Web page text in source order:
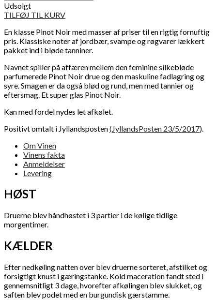
Udsolgt
TILFØJ TIL KURV
En klasse Pinot Noir med masser af priser til en rigtig fornuftig
pris. Klassiske noter af jordbær, svampe og røgvarer lækkert
pakket ind i bløde tanniner.
Navnet spiller på affæren mellem den feminine silkebløde
parfumerede Pinot Noir drue og den maskuline fadlagring og
syre. Smagen er da også blød og rund, men med tannier og
eftersmag. Et super glas Pinot Noir.
Kan med fordel nydes let afkølet.
Positivt omtalt i Jyllandsposten( JyllandsPosten 23/5/2017).
Om Vinen
Vinens fakta
Anmeldelser
Levering
HØST
Druerne blev håndhøstet i 3 partier i de kølige tidlige
morgentimer.
KÆLDER
Efter nedkøling natten over blev druerne sorteret, afstilket og
forsigtigt knust i gæringstanke. Kold maceration fandt sted i
gennemsnitligt 3 dage, hvorefter afkølingen blev slukket, og
saften blev podet med en burgundisk gærstamme.